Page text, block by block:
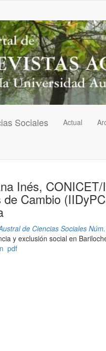
Sociales Actual
Inés,
de Cambio
de Ciencias Sociales
y exclusión social en
pdf